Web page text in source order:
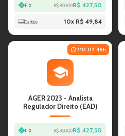
PIX R$ 450,00R$ 427,50
Cartão 10x R$ 49,84
410:04:46h
AGER 2023 - Analista
Regulador Direito (EAD)
PIX R$ 450,00R$ 427,50